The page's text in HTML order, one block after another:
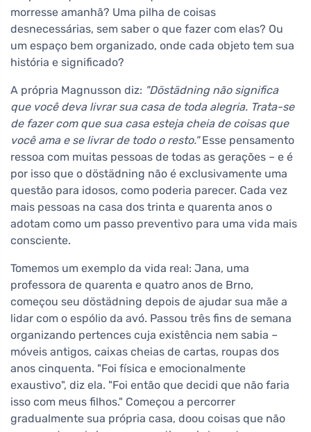
morresse amanhã? Uma pilha de coisas
desnecessárias, sem saber o que fazer com elas? Ou
um espaço bem organizado, onde cada objeto tem sua
história e significado?
A própria Magnusson diz: "Döstädning não significa
que você deva livrar sua casa de toda alegria. Trata-se
de fazer com que sua casa esteja cheia de coisas que
você ama e se livrar de todo o resto."Esse pensamento
ressoa com muitas pessoas de todas as gerações – e é
por isso que o döstädning não é exclusivamente uma
questão para idosos, como poderia parecer. Cada vez
mais pessoas na casa dos trinta e quarenta anos o
adotam como um passo preventivo para uma vida mais
consciente.
Tomemos um exemplo da vida real: Jana, uma
professora de quarenta e quatro anos de Brno,
começou seu döstädning depois de ajudar sua mãe a
lidar com o espólio da avó. Passou três fins de semana
organizando pertences cuja existência nem sabia –
móveis antigos, caixas cheias de cartas, roupas dos
anos cinquenta. "Foi física e emocionalmente
exaustivo", diz ela. "Foi então que decidi que não faria
isso com meus filhos." Começou a percorrer
gradualmente sua própria casa, doou coisas que não